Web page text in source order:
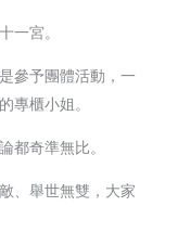
一宮。
參予團體活動，一
專櫃小姐。
都奇準無比。
、舉世無雙，大家